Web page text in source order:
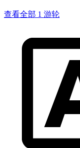
查看全部 1 游轮